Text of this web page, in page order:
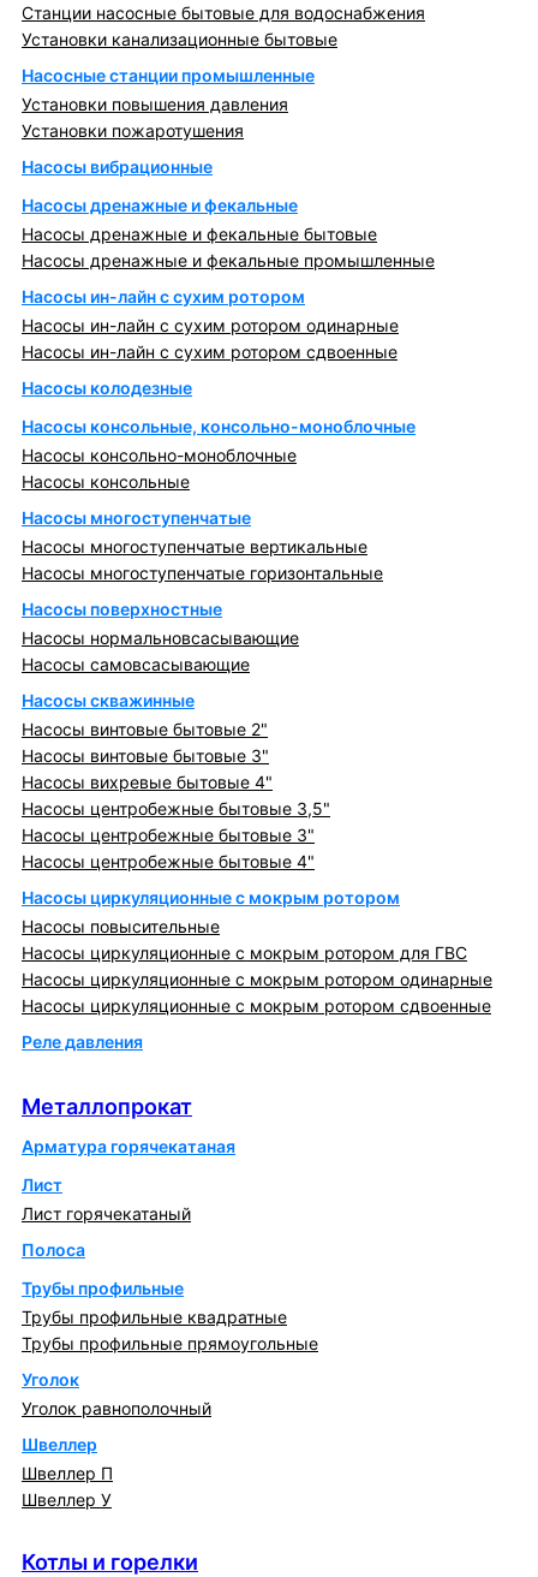
Станции насосные бытовые для водоснабжения
Установки канализационные бытовые
Насосные станции промышленные
Установки повышения давления
Установки пожаротушения
Насосы вибрационные
Насосы дренажные и фекальные
Насосы дренажные и фекальные бытовые
Насосы дренажные и фекальные промышленные
Насосы ин-лайн с сухим ротором
Насосы ин-лайн с сухим ротором одинарные
Насосы ин-лайн с сухим ротором сдвоенные
Насосы колодезные
Насосы консольные, консольно-моноблочные
Насосы консольно-моноблочные
Насосы консольные
Насосы многоступенчатые
Насосы многоступенчатые вертикальные
Насосы многоступенчатые горизонтальные
Насосы поверхностные
Насосы нормальновсасывающие
Насосы самовсасывающие
Насосы скважинные
Насосы винтовые бытовые 2"
Насосы винтовые бытовые 3"
Насосы вихревые бытовые 4"
Насосы центробежные бытовые 3,5"
Насосы центробежные бытовые 3"
Насосы центробежные бытовые 4"
Насосы циркуляционные с мокрым ротором
Насосы повысительные
Насосы циркуляционные с мокрым ротором для ГВС
Насосы циркуляционные с мокрым ротором одинарные
Насосы циркуляционные с мокрым ротором сдвоенные
Реле давления
Металлопрокат
Арматура горячекатаная
Лист
Лист горячекатаный
Полоса
Трубы профильные
Трубы профильные квадратные
Трубы профильные прямоугольные
Уголок
Уголок равнополочный
Швеллер
Швеллер П
Швеллер У
Котлы и горелки